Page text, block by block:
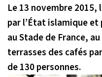
Le 13 novembre
par l’État islamique
au Stade de France,
terrasses des cafés
de 130 personnes.